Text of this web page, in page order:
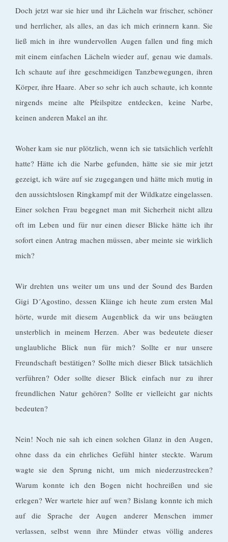
Doch jetzt war sie hier und ihr Lächeln war frischer, schöner
und herrlicher, als alles, an das ich mich erinnern kann. Sie
ließ mich in ihre wundervollen Augen fallen und fing mich
mit einem einfachen Lächeln wieder auf, genau wie damals.
Ich schaute auf ihre geschmeidigen Tanzbewegungen, ihren
Körper, ihre Haare. Aber so sehr ich auch schaute, ich konnte
nirgends meine alte Pfeilspitze entdecken, keine Narbe,
keinen anderen Makel an ihr.
Woher kam sie nur plötzlich, wenn ich sie tatsächlich verfehlt
hatte? Hätte ich die Narbe gefunden, hätte sie sie mir jetzt
gezeigt, ich wäre auf sie zugegangen und hätte mich mutig in
den aussichtslosen Ringkampf mit der Wildkatze eingelassen.
Einer solchen Frau begegnet man mit Sicherheit nicht allzu
oft im Leben und für nur einen dieser Blicke hätte ich ihr
sofort einen Antrag machen müssen, aber meinte sie wirklich
mich?
Wir drehten uns weiter um uns und der Sound des Barden
Gigi D´Agostino, dessen Klänge ich heute zum ersten Mal
hörte, wurde mit diesem Augenblick da wir uns beäugten
unsterblich in meinem Herzen. Aber was bedeutete dieser
unglaubliche Blick nun für mich? Sollte er nur unsere
Freundschaft bestätigen? Sollte mich dieser Blick tatsächlich
verführen? Oder sollte dieser Blick einfach nur zu ihrer
freundlichen Natur gehören? Sollte er vielleicht gar nichts
bedeuten?
Nein! Noch nie sah ich einen solchen Glanz in den Augen,
ohne dass da ein ehrliches Gefühl hinter steckte. Warum
wagte sie den Sprung nicht, um mich niederzustrecken?
Warum konnte ich den Bogen nicht hochreißen und sie
erlegen? Wer wartete hier auf wen? Bislang konnte ich mich
auf die Sprache der Augen anderer Menschen immer
verlassen, selbst wenn ihre Münder etwas völlig anderes